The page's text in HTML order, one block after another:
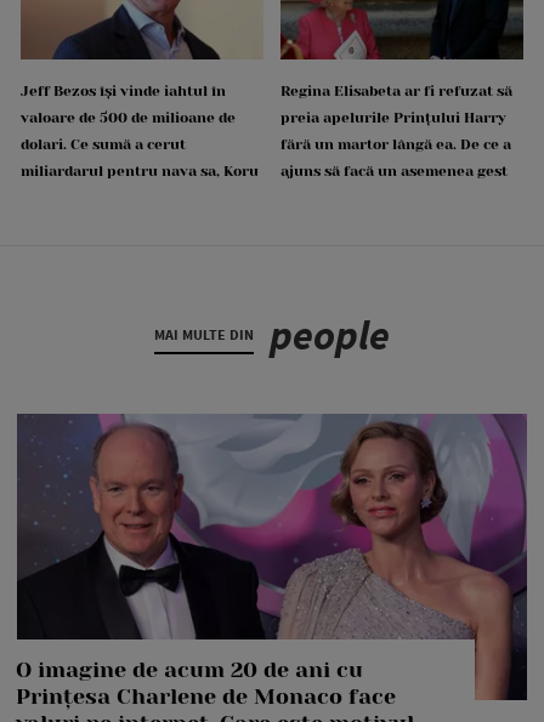
Jeff Bezos își vinde iahtul în
valoare de 500 de milioane de
dolari. Ce sumă a cerut
miliardarul pentru nava sa, Koru
Regina Elisabeta ar fi refuzat să
preia apelurile Prințului Harry
fără un martor lângă ea. De ce a
ajuns să facă un asemenea gest
MAI MULTE DIN people
O imagine de acum 20 de ani cu
Prințesa Charlene de Monaco face